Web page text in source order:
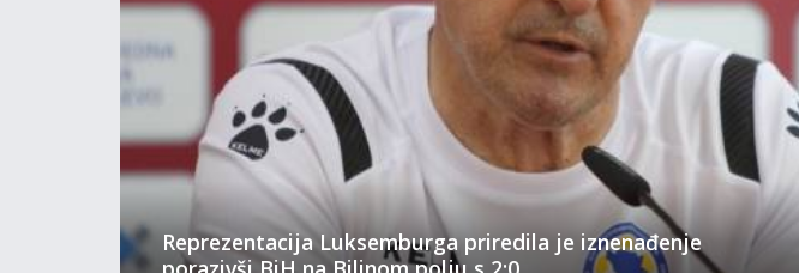
Reprezentacija Luksemburga priredila je iznenađenje